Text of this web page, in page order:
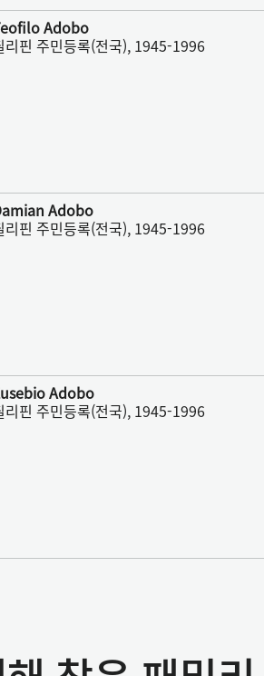
Adobo
리핀 주민등록(전국), 1945-1996
Adobo
리핀 주민등록(전국), 1945-1996
Adobo
리핀 주민등록(전국), 1945-1996